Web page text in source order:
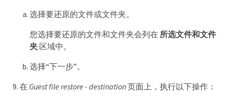
选择要还原的文件或文件夹。
您选择要还原的文件和文件夹会列在 所选文件和文件
夹区域中。
选择“下一步”。
在 Guest file restore - destination页面上，执行以下操作：